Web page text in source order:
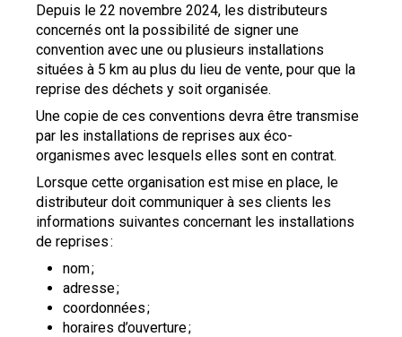
Depuis le 22 novembre 2024, les distributeurs
concernés ont la possibilité de signer une
convention avec une ou plusieurs installations
situées à 5 km au plus du lieu de vente, pour que la
reprise des déchets y soit organisée.
Une copie de ces conventions devra être transmise
par les installations de reprises aux éco-
organismes avec lesquels elles sont en contrat.
Lorsque cette organisation est mise en place, le
distributeur doit communiquer à ses clients les
informations suivantes concernant les installations
de reprises :
nom ;
adresse ;
coordonnées ;
horaires d’ouverture ;